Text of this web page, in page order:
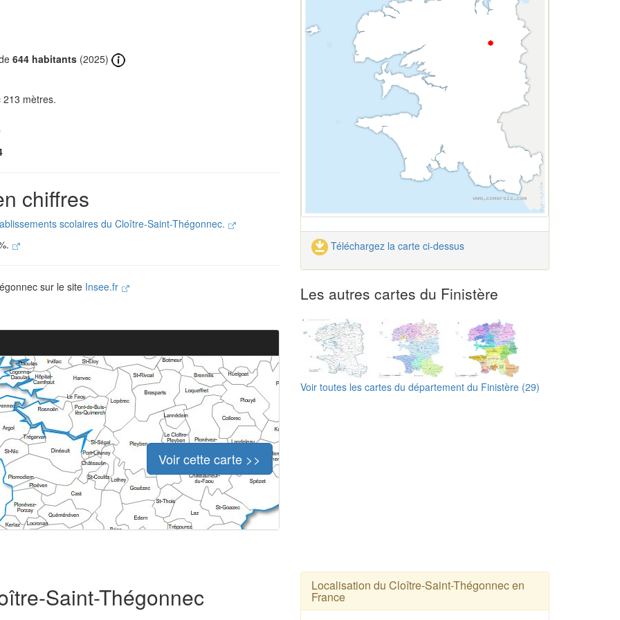
644 habitants (2025)
mètres.
chiffres
scolaires du Cloître-Saint-Thégonnec.
sur le site Insee.fr
Voir cette carte >>
Téléchargez la carte ci-dessus
Les autres cartes du Finistère
Voir toutes les cartes du département du Finistère (29)
Saint-Thégonnec Localisation du Cloître-Saint-Thégonnec en
France